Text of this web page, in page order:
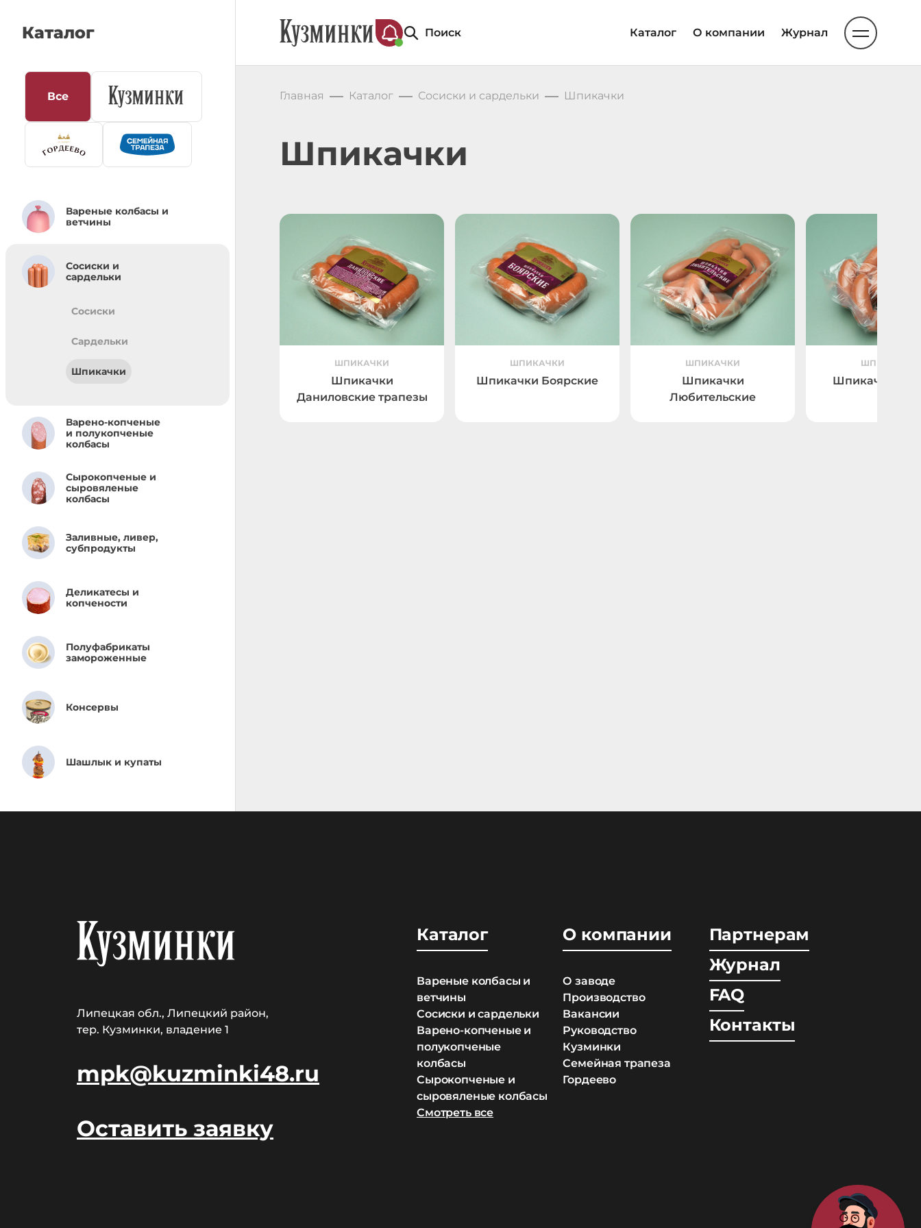
Каталог
Все
Вареные колбасы и
ветчины
Сосиски и
сардельки
Сосиски
Сардельки
Шпикачки
Варено-копченые
и полукопченые
колбасы
Сырокопченые и
сыровяленые
колбасы
Заливные, ливер,
субпродукты
Деликатесы и
копчености
Полуфабрикаты
замороженные
Консервы
Шашлык и купаты
Поиск Каталог О компании Журнал
Главная Каталог Сосиски и сардельки Шпикачки
Шпикачки
ШПИКАЧКИ
Шпикачки
Даниловские трапезы
ШПИКАЧКИ
Шпикачки Боярские
ШПИКАЧКИ
Шпикачки
Любительские
ШПИКАЧКИ
Шпикачки
Липецкая обл., Липецкий район,
тер. Кузминки, владение 1
mpk@kuzminki48.ru
Оставить заявку
Каталог
Вареные колбасы и
ветчины
Сосиски и сардельки
Варено-копченые и
полукопченые
колбасы
Сырокопченые и
сыровяленые колбасы
Смотреть все
О компании
О заводе
Производство
Вакансии
Руководство
Кузминки
Семейная трапеза
Гордеево
Партнерам
Журнал
FAQ
Контакты